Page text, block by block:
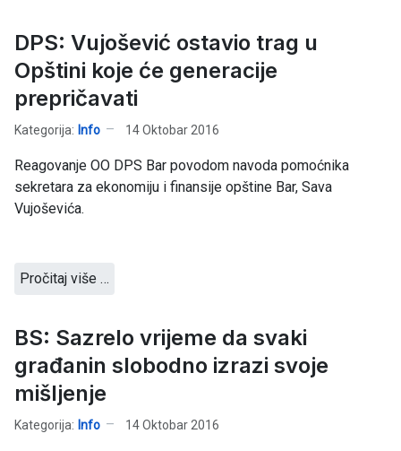
DPS: Vujošević ostavio trag u
Opštini koje će generacije
prepričavati
Kategorija: Info 14 Oktobar 2016
Reagovanje OO DPS Bar povodom navoda pomoćnika
sekretara za ekonomiju i finansije opštine Bar, Sava
Vujoševića.
Pročitaj više …
BS: Sazrelo vrijeme da svaki
građanin slobodno izrazi svoje
mišljenje
Kategorija: Info 14 Oktobar 2016